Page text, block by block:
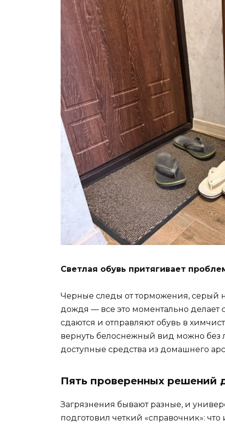
Светлая обувь притягивает
Черные следы от торможения, серый
дождя — все это моментально
сдаются и отправляют обувь в
вернуть белоснежный вид можно без
доступные средства из домашнего
Пять проверенных решений
Загрязнения бывают разные, и
подготовил четкий «справочник»: